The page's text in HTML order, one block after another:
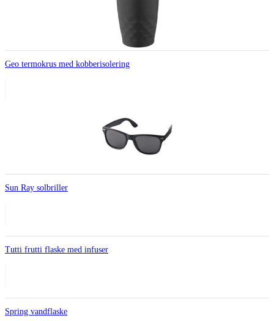
Geo termokrus med kobberisolering
Sun Ray solbriller
Tutti frutti flaske med infuser
Spring vandflaske